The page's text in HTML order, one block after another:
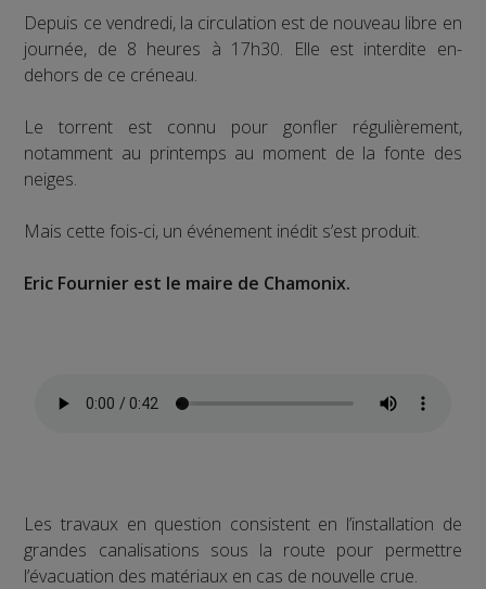
Depuis ce vendredi, la circulation est de nouveau libre en
journée, de 8 heures à 17h30. Elle est interdite en-
dehors de ce créneau.
Le torrent est connu pour gonfler régulièrement,
notamment au printemps au moment de la fonte des
neiges.
Mais cette fois-ci, un événement inédit s’est produit.
Eric Fournier est le maire de Chamonix.
Les travaux en question consistent en l’installation de
grandes canalisations sous la route pour permettre
l’évacuation des matériaux en cas de nouvelle crue.